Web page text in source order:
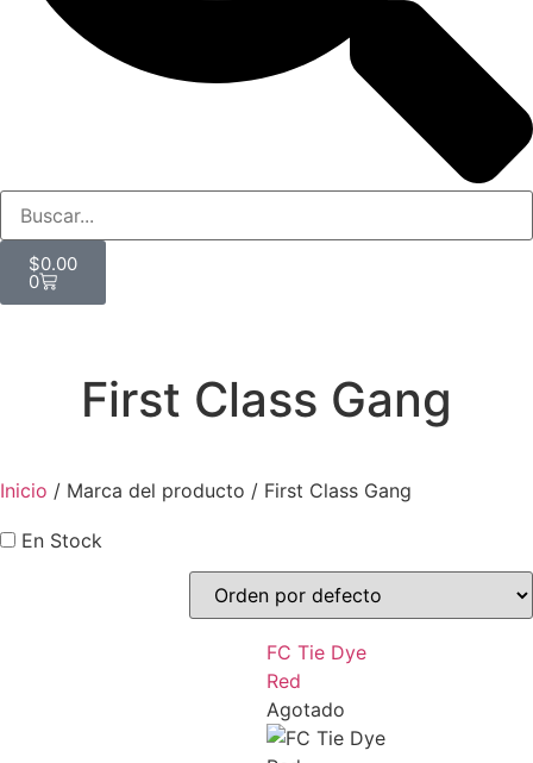
$0.00
0
First Class Gang
Inicio / Marca del producto / First Class Gang
En Stock
FC Tie Dye
Red
Agotado